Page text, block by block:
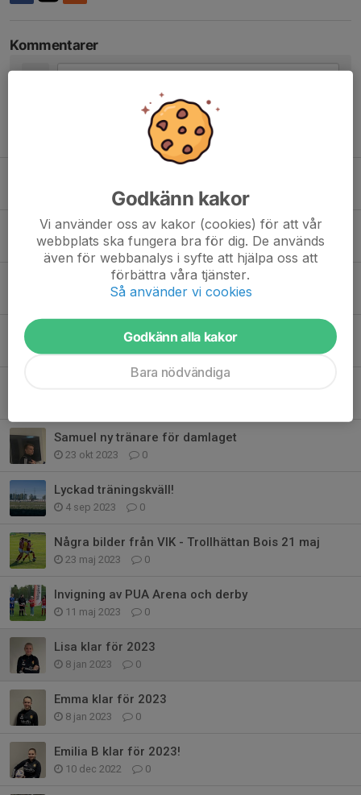
Kommentarer
12 feb 2025 0
Spelarpresentation - Alice Ahlin
11 feb 2025 0
Spelarpresentation - Alva Sylvén
11 feb 2025 0
Tränartrion intakt
Samuel ny tränare för damlaget
23 okt 2023 0
Lyckad träningskväll!
4 sep 2023 0
Några bilder från VIK - Trollhättan Bois 21 maj
23 maj 2023 0
Invigning av PUA Arena och derby
11 maj 2023 0
Lisa klar för 2023
8 jan 2023 0
Emma klar för 2023
8 jan 2023 0
Emilia B klar för 2023!
10 dec 2022 0
Godkänn kakor
Vi använder oss av kakor (cookies) för att vår
webbplats ska fungera bra för dig. De används
även för webbanalys i syfte att hjälpa oss att
förbättra våra tjänster.
Så använder vi cookies
Godkänn alla kakor
Bara nödvändiga